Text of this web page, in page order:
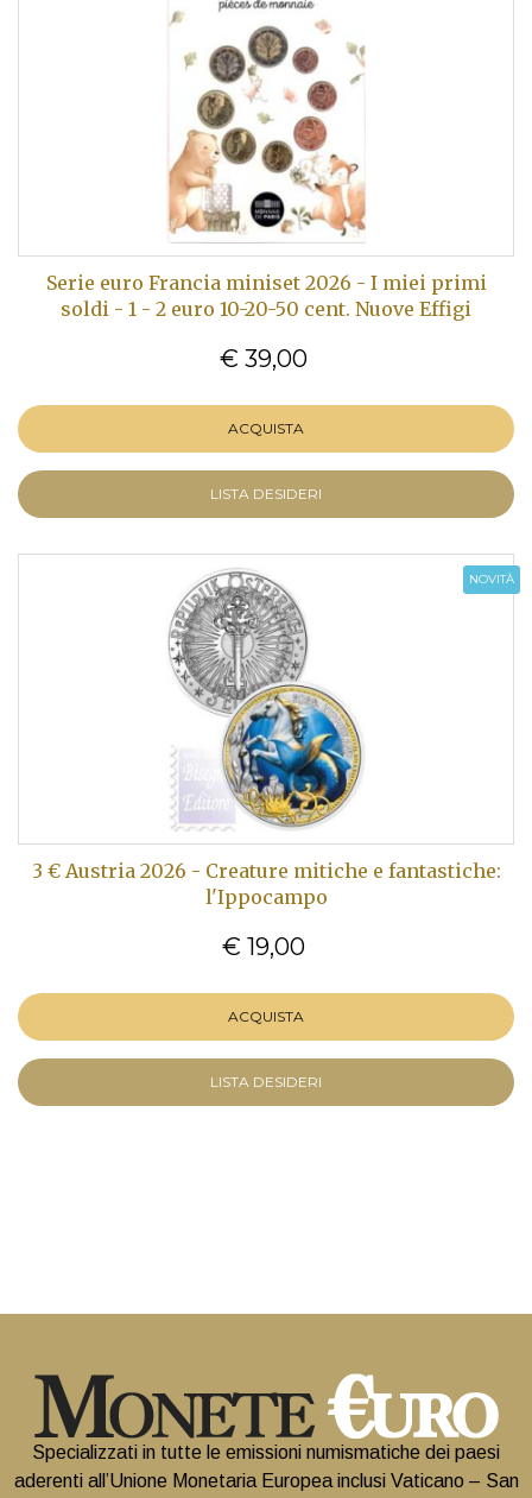
Serie euro Francia miniset 2026 - I miei primi
soldi - 1 - 2 euro 10-20-50 cent. Nuove Effigi
€ 39,00
ACQUISTA
LISTA DESIDERI
NOVITÀ
3 € Austria 2026 - Creature mitiche e fantastiche:
l'Ippocampo
€ 19,00
ACQUISTA
LISTA DESIDERI
Specializzati in tutte le emissioni numismatiche dei paesi
aderenti all’Unione Monetaria Europea inclusi Vaticano – San